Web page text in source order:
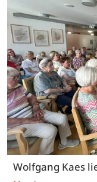
Wolfgang Kaes